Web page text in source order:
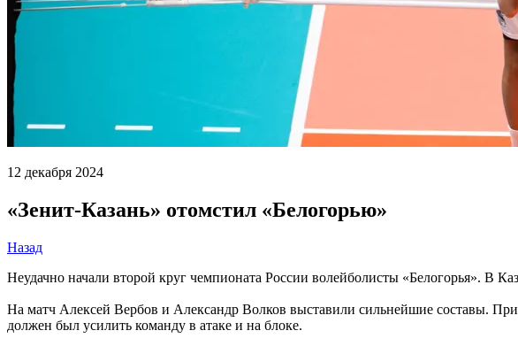
12 декабря 2024
«Зенит-Казань» отомстил «Белогорью»
Назад
Неудачно начали второй круг чемпионата России волейболисты «Белогорья». В
На матч Алексей Вербов и Александр Волков выставили сильнейшие составы.
должен был усилить команду в атаке и на блоке.